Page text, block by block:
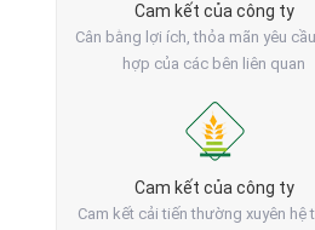
Cam kết của công ty
Cân bằng lợi ích, thỏa mãn yêu
hợp của các bên liên quan
Cam kết của công ty
Cam kết cải tiến thường xuyên hệ